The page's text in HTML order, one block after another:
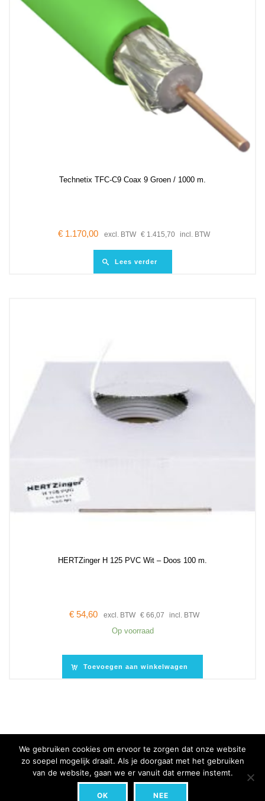
Technetix TFC-C9 Coax 9 Groen / 1000 m.
€ 1.170,00 excl. BTW € 1.415,70 incl. BTW
Lees verder
HERTZinger H 125 PVC Wit – Doos 100 m.
€54,60 excl. BTW €66,07 incl. BTW
Op voorraad
Toevoegen aan winkelwagen
We gebruiken cookies om ervoor te zorgen dat onze website
zo soepel mogelijk draait. Als je doorgaat met het gebruiken
van de website, gaan we er vanuit dat ermee instemt.
OK NEE